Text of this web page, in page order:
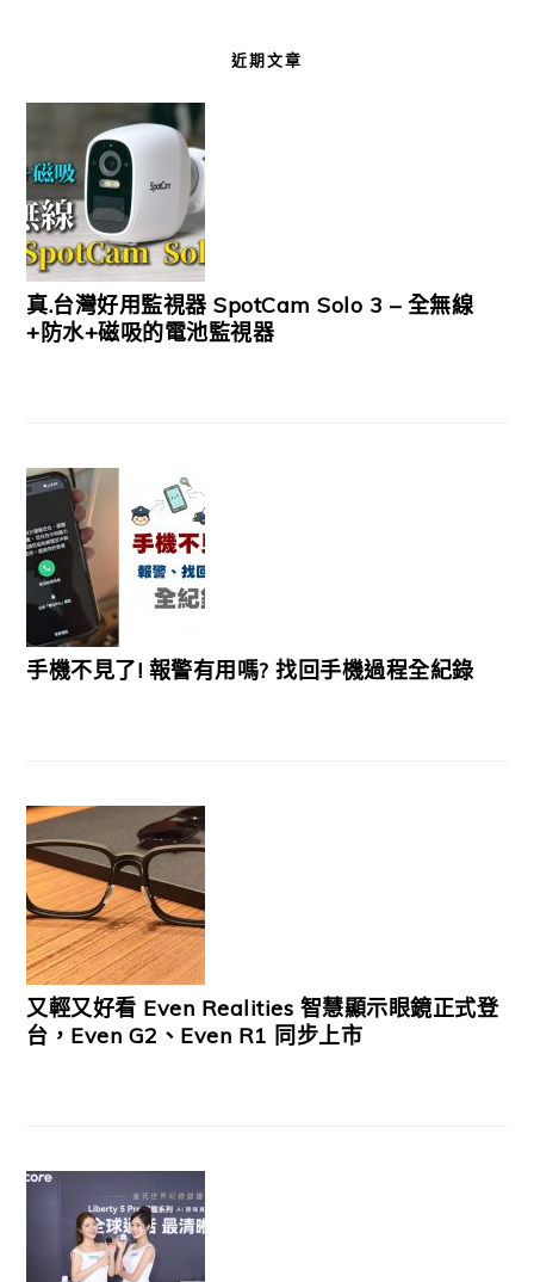
近期文章
真.台灣好用監視器 SpotCam Solo 3 – 全無線
+防水+磁吸的電池監視器
手機不見了! 報警有用嗎? 找回手機過程全紀錄
又輕又好看 Even Realities 智慧顯示眼鏡正式登
台，Even G2、Even R1 同步上市